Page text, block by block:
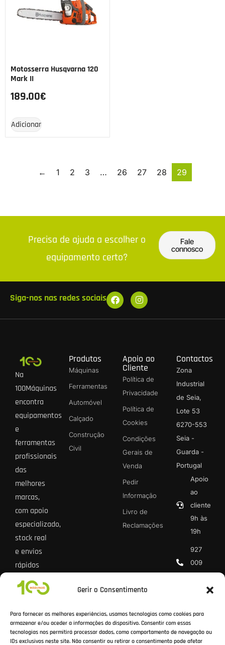
Gerir o Consentimento
Para fornecer as melhores experiências, usamos tecnologias como cookies para
armazenar e/ou aceder a informações do dispositivo. Consentir com essas
tecnologias nos permitirá processar dados, como comportamento de navegação ou
IDs exclusivos neste site. Não consentir ou retirar o consentimento pode afetar
Motosserra Husqvarna 120
Mark II
189.00€
Adicionar
← 1 2 3 … 26 27 28 29
Precisa de ajuda a escolher o
equipamento certo?
Fale
connosco
Siga-nos nas redes sociais
Na
100Máquinas
encontra
equipamentos
e
ferramentas
profissionais
das
melhores
marcas,
com apoio
especializado,
stock real
e envios
rápidos
para todo
o país.
Produtos
Máquinas
Ferramentas
Automóvel
Calçado
Construção
Civil
Apoio ao
Cliente
Política de
Privacidade
Política de
Cookies
Condições
Gerais de
Venda
Pedir
Informação
Livro de
Reclamações
Contactos
Zona
Industrial
de Seia,
Lote 53
6270-553
Seia -
Guarda -
Portugal
Apoio
ao
cliente
9h às
19h
927
009
rede móvel
nacional